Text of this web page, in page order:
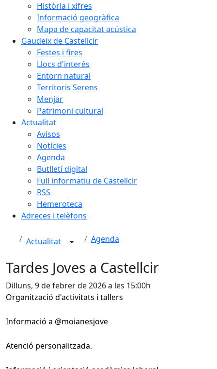
Història i xifres
Informació geogràfica
Mapa de capacitat acústica
Gaudeix de Castellcir
Festes i fires
Llocs d'interès
Entorn natural
Territoris Serens
Menjar
Patrimoni cultural
Actualitat
Avisos
Notícies
Agenda
Butlletí digital
Full informatiu de Castellcir
RSS
Hemeroteca
Adreces i telèfons
Actualitat Agenda
Tardes Joves a Castellcir
Dilluns, 9 de febrer de 2026 a les 15:00h
Organització d'activitats i tallers
Informació a @moianesjove
Atenció personalitzada.